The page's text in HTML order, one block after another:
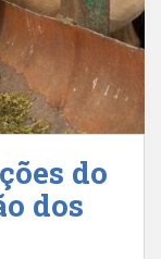
do
dos